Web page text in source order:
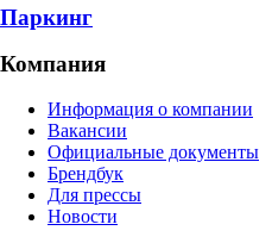
Паркинг
Компания
Информация о компании
Вакансии
Официальные документы
Брендбук
Для прессы
Новости